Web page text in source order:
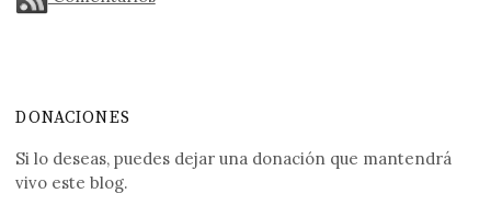
DONACIONES
Si lo deseas, puedes dejar una donación que mantendrá
vivo este blog.